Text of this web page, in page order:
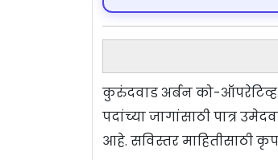
कुरुंदवाड अर्बन को-
पदांच्या जागांसाठी पात्र
आहे. सविस्तर माहितीसाठी